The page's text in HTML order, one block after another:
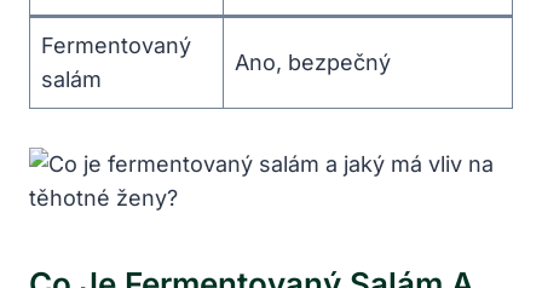
Fermentovaný
salám
Ano, bezpečný